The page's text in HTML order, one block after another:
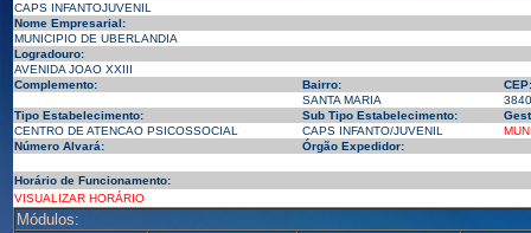
CAPS INFANTOJUVENIL
Nome Empresarial:
MUNICIPIO DE UBERLANDIA
Logradouro:
AVENIDA JOAO XXIII
Complemento:
Bairro:
CEP:
SANTA MARIA
Tipo Estabelecimento:
Sub Tipo Estabelecimento:
CENTRO DE ATENCAO PSICOSSOCIAL
CAPS INFANTO/JUVENIL
Número Alvará:
Órgão Expedidor:
Horário de Funcionamento:
VISUALIZAR HORÁRIO
Módulos: